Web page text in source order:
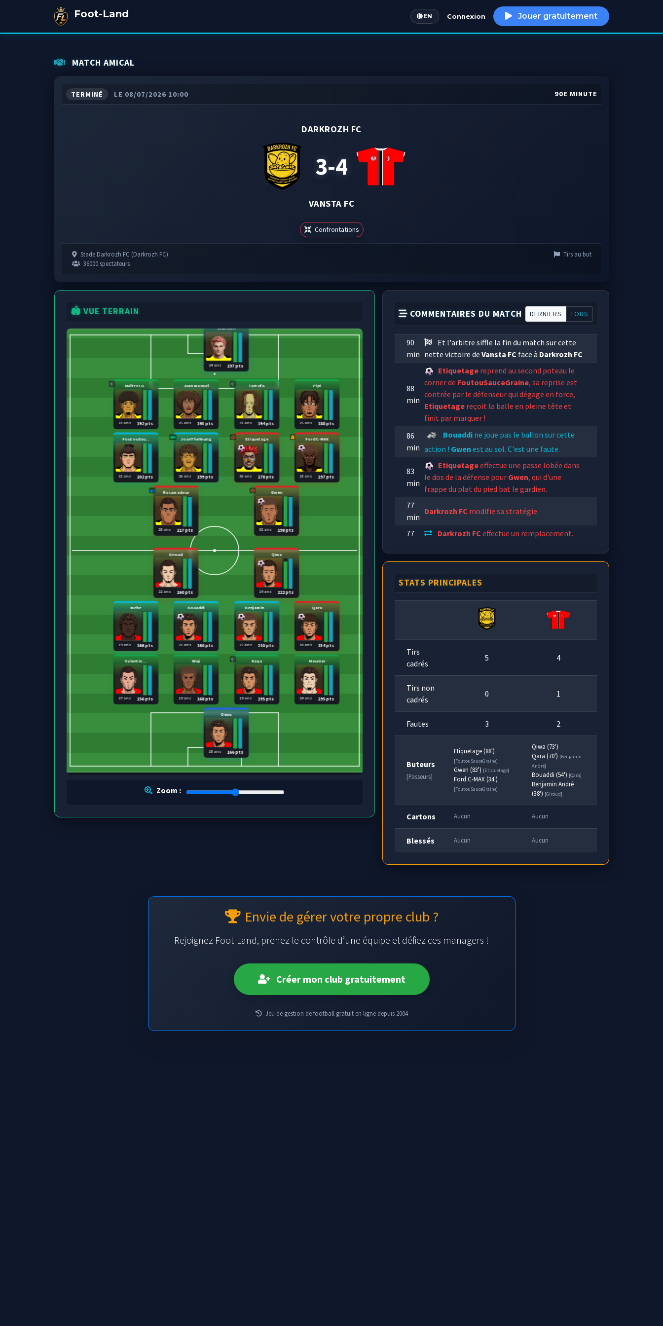
Foot-Land EN
English Connexion Jouer gratuitement
MATCH AMICAL
TERMINÉ LE 08/07/2026 10:00 90E MINUTE
DARKROZH FC
3-4
VANSTA FC
Confrontations
Stade Darkrozh FC (Darkrozh FC)
36000 spectateurs
Tirs au but
🏟️ VUE TERRAIN
Jean bon
197 pts
24 ans
Maître Lu...
192 pts
22 ans
Juan manuel
193 pts
25 ans
Tartufo
194 pts
31 ans
Pipi
188 pts
25 ans
FoutouSau...
202 pts
21 ans
JoanTheYoung
199 pts
26 ans
Etiquetage
178 pts
26 ans
Ford C-MAX
197 pts
25 ans
Rocamadour
217 pts
28 ans
Gwen
198 pts
32 ans
Qepu
166 pts
18 ans
Valentin ...
156 pts
27 ans
Wiqi
168 pts
19 ans
Kaqa
195 pts
19 ans
Meunier
195 pts
24 ans
Mehe
166 pts
19 ans
Bouaddi
160 pts
21 ans
Benjamin ...
210 pts
27 ans
Qara
134 pts
18 ans
Giroud
160 pts
22 ans
Qiwa
222 pts
19 ans
Zoom :
COMMENTAIRES DU MATCH DERNIERS TOUS
90
min
Et l'arbitre siffle la fin du match sur cette
nette victoire deVansta FC face à Darkrozh FC
88
min
Etiquetage reprend au second poteau le
corner de FoutouSauceGraine, sa reprise est
contrée par le défenseur qui dégage en force,
Etiquetage reçoit la balle en pleine tête et
finit par marquer !
86
min
Bouaddi ne joue pas le ballon sur cette
action ! Gwen est au sol. C'est une faute.
83
min
Etiquetageeffectue une passe lobée dans
le dos de la défense pour Gwen, qui d'une
frappe du plat du pied bat le gardien.
77
min
Darkrozh FC modifie sa stratégie.
77
Darkrozh FC effectue un remplacement.
STATS PRINCIPALES
Tirs
cadrés
5 4
Tirs non
cadrés
0 1
Fautes 3 2
Buteurs
[Passeurs]
Etiquetage (88')
[FoutouSauceGraine]
Gwen (83') [Etiquetage]
Ford C-MAX (34')
[FoutouSauceGraine]
Qiwa (73')
Qara (70') [Benjamin
André]
Bouaddi (54') [Qara]
Benjamin André
(38') [Giroud]
Cartons Aucun Aucun
Blessés Aucun Aucun
Envie de gérer votre propre club ?
Rejoignez Foot-Land, prenez le contrôle d’une équipe et défiez ces managers !
Créer mon club gratuitement
Jeu de gestion de football gratuit en ligne depuis 2004